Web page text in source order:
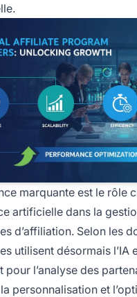
marquante est le rôle
artificielle dans la
d’affiliation. Selon les
utilisent désormais l’IA
pour l’analyse des
personnalisation et